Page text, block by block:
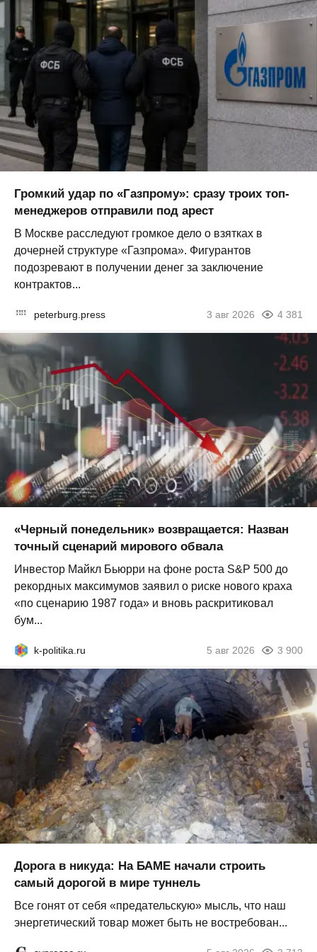
Громкий удар по «Газпрому»: сразу троих топ-
менеджеров отправили под арест
В Москве расследуют громкое дело о взятках в
дочерней структуре «Газпрома». Фигурантов
подозревают в получении денег за заключение
контрактов...
peterburg.press 3 авг 2026 4 381
«Черный понедельник» возвращается: Назван
точный сценарий мирового обвала
Инвестор Майкл Бьюрри на фоне роста S&P 500 до
рекордных максимумов заявил о риске нового краха
«по сценарию 1987 года» и вновь раскритиковал
бум...
k-politika.ru 5 авг 2026 3 900
Дорога в никуда: На БАМЕ начали строить
самый дорогой в мире туннель
Все гонят от себя «предательскую» мысль, что наш
энергетический товар может быть не востребован...